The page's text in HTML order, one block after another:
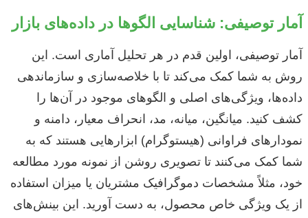
آمار توصیفی: شناسایی الگوها در داده‌های بازار
آمار توصیفی، اولین قدم در هر تحلیل آماری است. این
روش به شما کمک می‌کند تا با خلاصه‌سازی و سازماندهی
داده‌ها، ویژگی‌های اصلی و الگوهای موجود در آن‌ها را
کشف کنید. میانگین، میانه، مد، انحراف معیار، دامنه و
نمودارهای فراوانی (هیستوگرام) ابزارهایی هستند که به
شما کمک می‌کنند تا تصویری روشن از نمونه مورد مطالعه
خود، مثلاً مشخصات دموگرافیک مشتریان یا میزان استفاده
از یک ویژگی خاص محصول، به دست آورید. این بینش‌های